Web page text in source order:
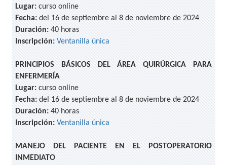
Lugar: curso online
Fecha: del 16 de septiembre al 8 de noviembre de 2024
Duración: 40 horas
Inscripción: Ventanilla única
PRINCIPIOS BÁSICOS DEL ÁREA QUIRÚRGICA PARA
ENFERMERÍA
Lugar: curso online
Fecha: del 16 de septiembre al 8 de noviembre de 2024
Duración: 40 horas
Inscripción: Ventanilla única
MANEJO DEL PACIENTE EN EL POSTOPERATORIO
INMEDIATO